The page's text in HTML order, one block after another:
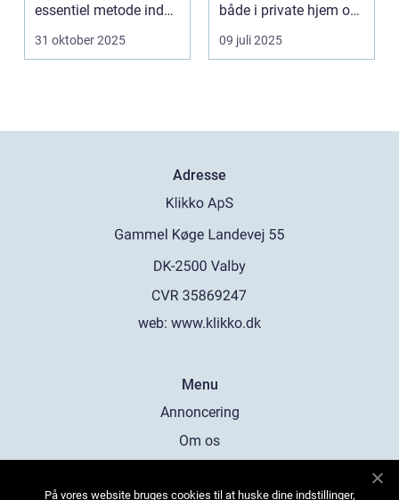
essentiel metode inden
for industrien. Den b...
31 oktober 2025
både i private hjem og
kommercielle...
09 juli 2025
Adresse
web: www.klikko.dk
Menu
Annoncering
Om os
På vores website bruges cookies til at huske dine indstillinger,